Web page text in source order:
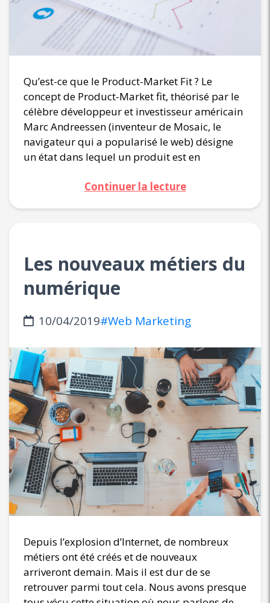
Qu’est-ce que le Product-Market Fit ? Le
concept de Product-Market fit, théorisé par le
célèbre développeur et investisseur américain
Marc Andreessen (inventeur de Mosaic, le
navigateur qui a popularisé le web) désigne
un état dans lequel un produit est en
Continuer la lecture
Les nouveaux métiers du
numérique
10/04/2019#Web Marketing
Depuis l’explosion d’Internet, de nombreux
métiers ont été créés et de nouveaux
arriveront demain. Mais il est dur de se
retrouver parmi tout cela. Nous avons presque